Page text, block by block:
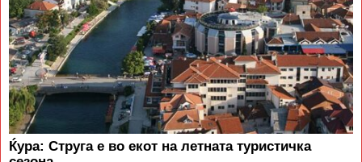
Ќура: Струга е во екот на летната туристичка